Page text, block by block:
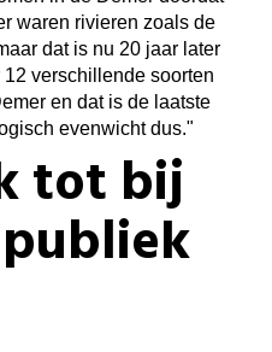
waren rivieren zoals de
dat is nu 20 jaar later
verschillende soorten
en dat is de laatste
evenwicht dus."
tot bij